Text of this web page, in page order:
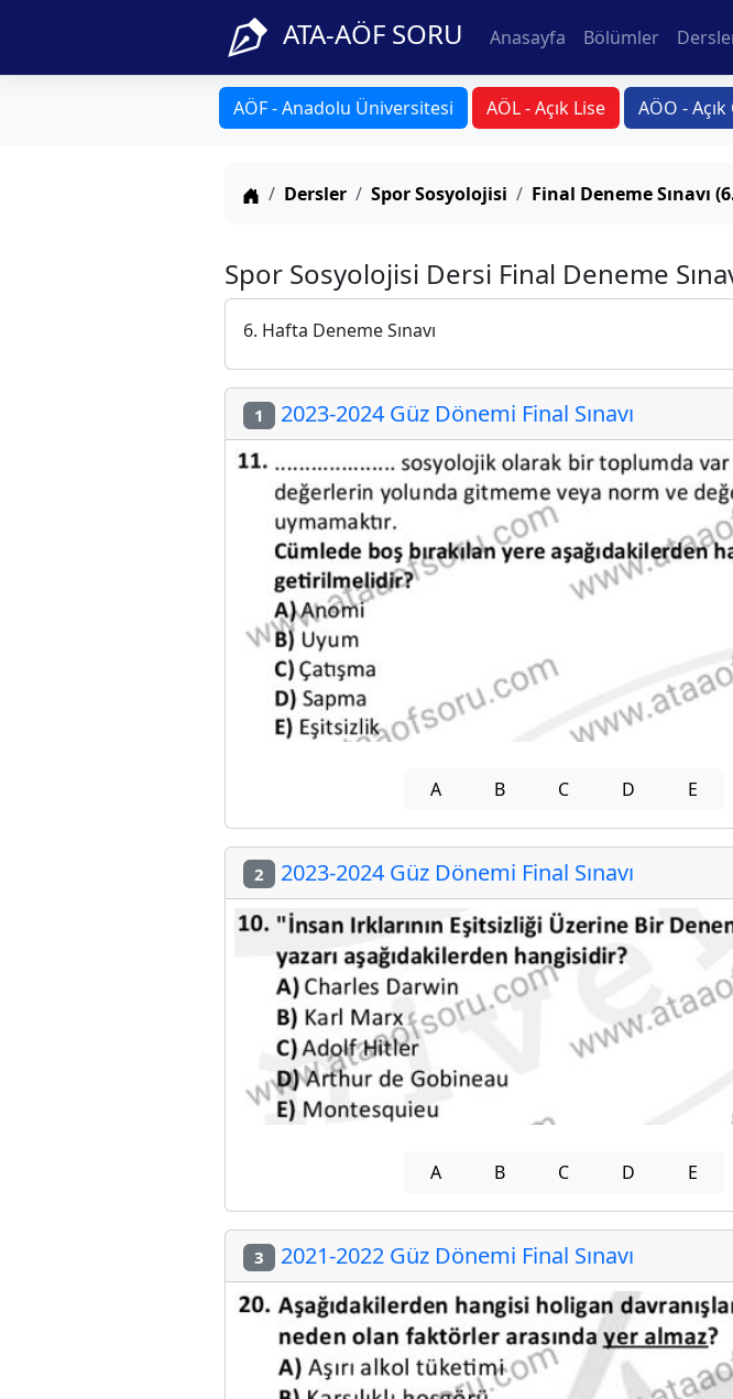
ATA-AÖF SORU Anasayfa Bölümler
AÖF - Anadolu Üniversitesi AÖL - Açık Lise AÖO -
Anasayfa
Dersler Spor Sosyolojisi Final Deneme Sınavı
Spor Sosyolojisi Dersi Final Deneme
6. Hafta Deneme Sınavı
1 2023-2024 Güz Dönemi Final Sınavı
A B C D E
2 2023-2024 Güz Dönemi Final Sınavı
A B C D E
3 2021-2022 Güz Dönemi Final Sınavı